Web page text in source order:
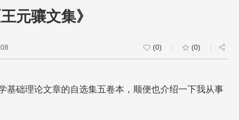
元骧文集》
(0) (0)
基础理论文章的自选集五卷本，顺便也介绍一下我从事